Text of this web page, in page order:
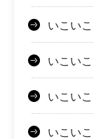
いこい
いこい
いこい
いこい